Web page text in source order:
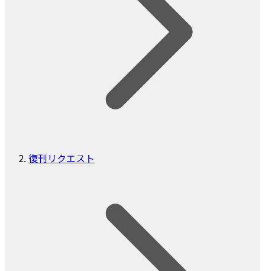
復刊リクエスト